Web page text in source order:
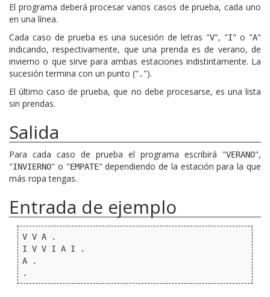
El programa deberá procesar varios casos de prueba, cada uno
en una línea.
Cada caso de prueba es una sucesión de letras "V", "I" o "A"
indicando, respectivamente, que una prenda es de verano, de
invierno o que sirve para ambas estaciones indistintamente. La
sucesión termina con un punto (" . ").
El último caso de prueba, que no debe procesarse, es una lista
sin prendas.
Salida
Para cada caso de prueba el programa escribirá "VERANO",
"INVIERNO" o "EMPATE" dependiendo de la estación para la que
más ropa tengas.
Entrada de ejemplo
V V A .
I V V I A I .
A .